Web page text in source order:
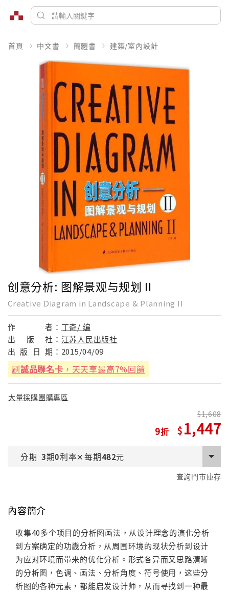
首頁 中文書 簡體書 建築/室內設計
创意分析: 图解景观与规划 II
Creative Diagram in Landscape & Planning II
作 者： 丁奇/ 编
出
版 社： 江苏人民出版社
出 版 日 期： 2015/04/09
刷誠品聯名卡 ，天天享最高7%回饋
大量採購團購專區
9
1,608
1,447
分期 3期0利率✕每期482元
查詢門市庫存
內容簡介
收集40多个项目的分析图画法，从设计理念的演化分析
到方案确定的功畿分析，从周围环境的现状分析到设计
为应对环境而带来的优化分析。形式各异而又思路清晰
的分析图，色调、画法、分析角度、符号使用，这些分
析图的各种元素，都能启发设计师，从而寻找到一种最